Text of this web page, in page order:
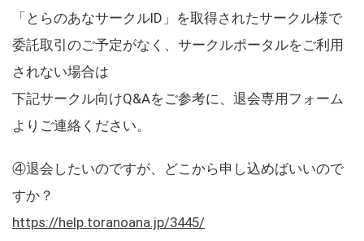
「とらのあなサークルID」を取得されたサークル様で
委託取引のご予定がなく、サークルポータルをご利用
されない場合は
下記サークル向けQ&Aをご参考に、退会専用フォーム
よりご連絡ください。
④退会したいのですが、どこから申し込めばいいので
すか？
https://help.toranoana.jp/3445/